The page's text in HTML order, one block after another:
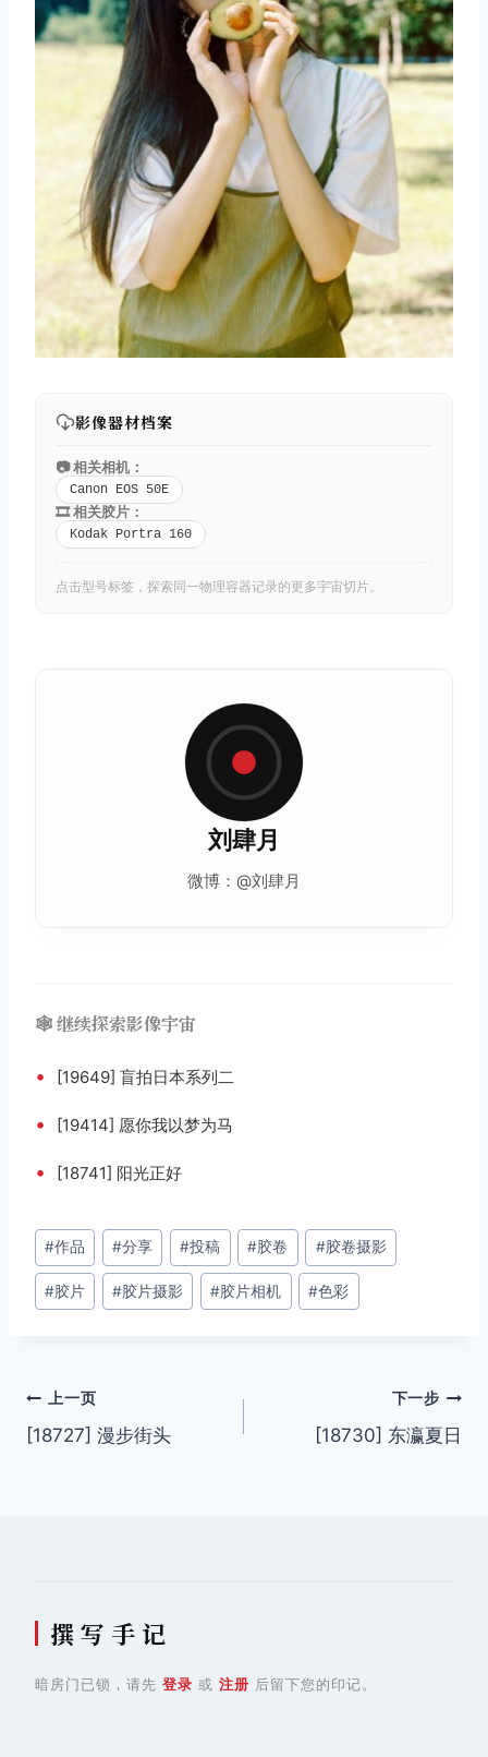
影像器材档案
📷 相关相机：
Canon EOS 50E
🎞️ 相关胶片：
Kodak Portra 160
点击型号标签，探索同一物理容器记录的更多宇宙切片。
刘肆月
微博：@刘肆月
🕸️ 继续探索影像宇宙
• [19649] 盲拍日本系列二
• [19414] 愿你我以梦为马
• [18741] 阳光正好
文
章
标
#作品 #分享 #投稿 #胶卷 #胶卷摄影
#胶片 #胶片摄影 #胶片相机 #色彩
文
章
上一页
[18727] 漫步街头
下一步
[18730] 东瀛夏日
撰 写 手 记
暗房门已锁，请先 登录 或 注册 后留下您的印记。